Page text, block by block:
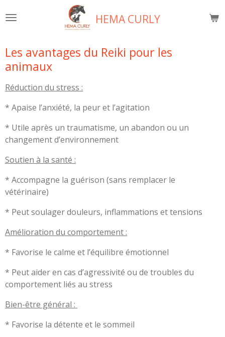
au
principal
HEMA CURLY
Les avantages du Reiki pour les
animaux
Réduction du stress :
* Apaise l’anxiété, la peur et l’agitation
* Utile après un traumatisme, un abandon ou un
changement d’environnement
Soutien à la santé :
* Accompagne la guérison (sans remplacer le
vétérinaire)
* Peut soulager douleurs, inflammations et tensions
Amélioration du comportement :
* Favorise le calme et l’équilibre émotionnel
* Peut aider en cas d’agressivité ou de troubles du
comportement liés au stress
Bien-être général :
* Favorise la détente et le sommeil